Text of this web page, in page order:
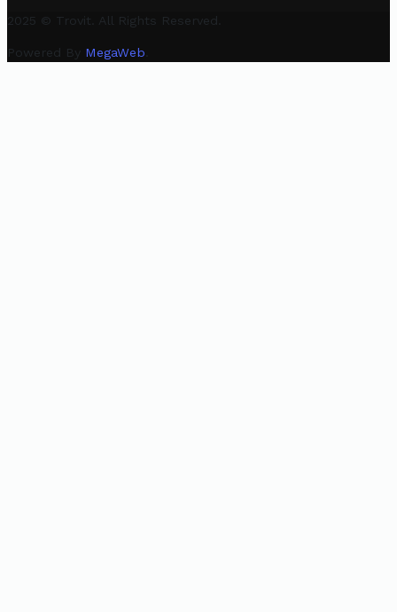
2025 © Trovit. All Rights Reserved.
Powered By MegaWeb